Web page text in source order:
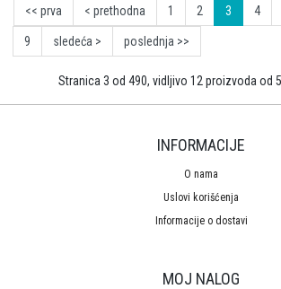
<< prva < prethodna 1 2 3 4
9 sledeća > poslednja >>
Stranica 3 od 490, vidljivo 12 proizvoda od
INFORMACIJE
O nama
Uslovi korišćenja
Informacije o dostavi
MOJ NALOG